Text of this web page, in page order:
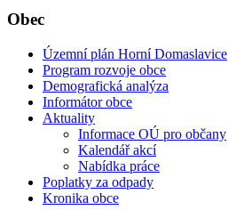
Obec
Územní plán Horní Domaslavice
Program rozvoje obce
Demografická analýza
Informátor obce
Aktuality
Informace OÚ pro občany
Kalendář akcí
Nabídka práce
Poplatky za odpady
Kronika obce